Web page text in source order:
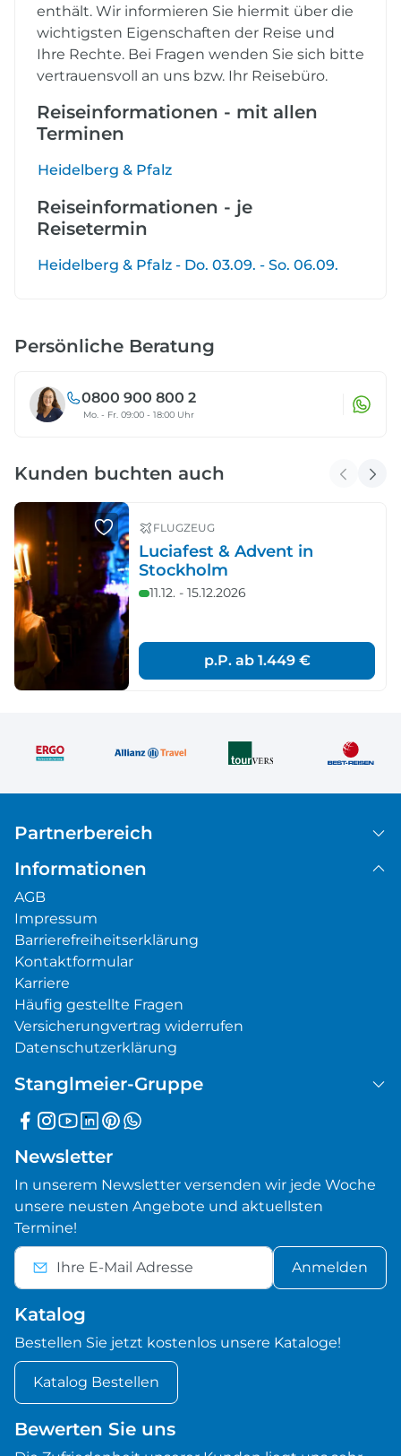
enthält. Wir informieren Sie hiermit über die
wichtigsten Eigenschaften der Reise und
Ihre Rechte. Bei Fragen wenden Sie sich bitte
vertrauensvoll an uns bzw. Ihr Reisebüro.
Reiseinformationen - mit allen
Terminen
Heidelberg & Pfalz
Reiseinformationen - je
Reisetermin
Heidelberg & Pfalz - Do. 03.09. - So. 06.09.
Persönliche Beratung
0800 900 800 2
Mo. - Fr. 09:00 - 18:00 Uhr
Kunden buchten auch
FLUGZEUG
Luciafest & Advent in
Stockholm
11.12. - 15.12.2026
p.P. ab 1.449 €
Partnerbereich
Informationen
AGB
Impressum
Barrierefreiheitserklärung
Kontaktformular
Karriere
Häufig gestellte Fragen
Versicherungvertrag widerrufen
Datenschutzerklärung
Stanglmeier-Gruppe
Newsletter
In unserem Newsletter versenden wir jede Woche
unsere neusten Angebote und aktuellsten
Termine!
Anmelden
Katalog
Bestellen Sie jetzt kostenlos unsere Kataloge!
Katalog Bestellen
Bewerten Sie uns